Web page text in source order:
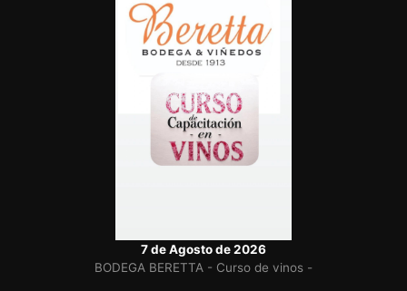
7 de Agosto de 2026
BODEGA BERETTA - Curso de vinos -